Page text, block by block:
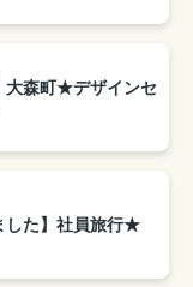
大森町★デザインセ
した】社員旅行★